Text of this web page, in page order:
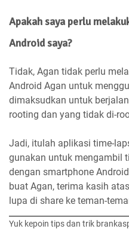
Apakah saya perlu
Android saya?
Tidak, Agan tidak perlu
Android Agan untuk
dimaksudkan untuk
rooting dan yang tidak di-
Jadi, itulah aplikasi time-
gunakan untuk mengambil
dengan smartphone
buat Agan, terima kasih
lupa di share ke teman-
Yuk kepoin tips dan trik